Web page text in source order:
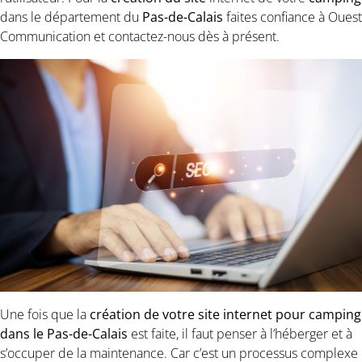
dans le département du Pas-de-Calais faites confiance à Ouest
Communication et contactez-nous dès à présent.
Une fois que la création de votre site internet pour camping
dans le Pas-de-Calais est faite, il faut penser à l’héberger et à
s’occuper de la maintenance. Car c’est un processus complexe